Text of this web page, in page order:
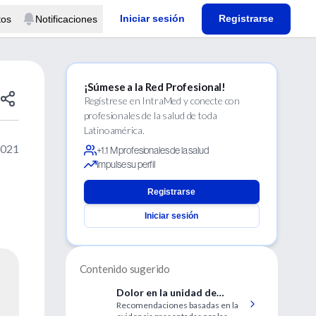
Notificaciones Iniciar sesión Registrarse
¡Súmese a la Red Profesional!
Regístrese en IntraMed y conecte con
profesionales de la salud de toda
Latinoamérica.
+1.1 M profesionales de la salud
Impulse su perfil
Registrarse
Iniciar sesión
Contenido sugerido
Dolor en la unidad de
cuidados intensivos
Recomendaciones basadas en la